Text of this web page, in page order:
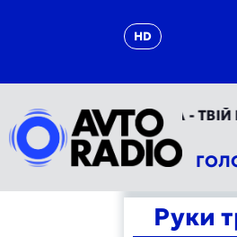
HD
УКРАЇНА - ТВІЙ РУХ
Руки